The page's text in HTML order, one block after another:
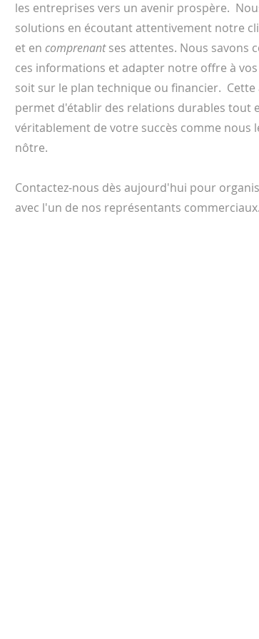
les entreprises vers un avenir prospère.
solutions en écoutant attentivement notre
et encomprenantses attentes. Nous savons
ces informations et adapter notre offre à
soit sur le plan technique ou financier.
permet d'établir des relations durables tout
véritablement de votre succès comme nous
nôtre.
Contactez-nous dès aujourd'hui pour
avec l'un de nos représentants commerciaux.